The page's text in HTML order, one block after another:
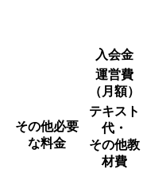
その他必要
な料金
入会金
運営費
（月額）
テキスト
代・
その他教
材費